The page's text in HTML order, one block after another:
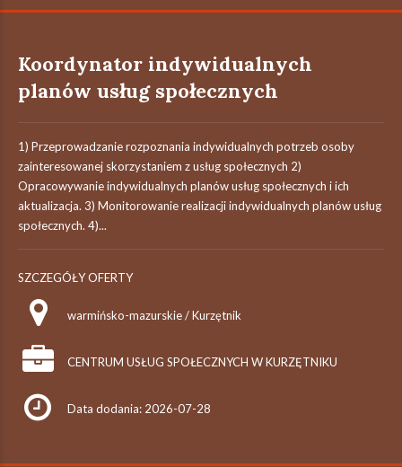
Koordynator indywidualnych
planów usług społecznych
1) Przeprowadzanie rozpoznania indywidualnych potrzeb osoby
zainteresowanej skorzystaniem z usług społecznych 2)
Opracowywanie indywidualnych planów usług społecznych i ich
aktualizacja. 3) Monitorowanie realizacji indywidualnych planów usług
społecznych. 4)...
SZCZEGÓŁY OFERTY
warmińsko-mazurskie / Kurzętnik
CENTRUM USŁUG SPOŁECZNYCH W KURZĘTNIKU
Data dodania: 2026-07-28